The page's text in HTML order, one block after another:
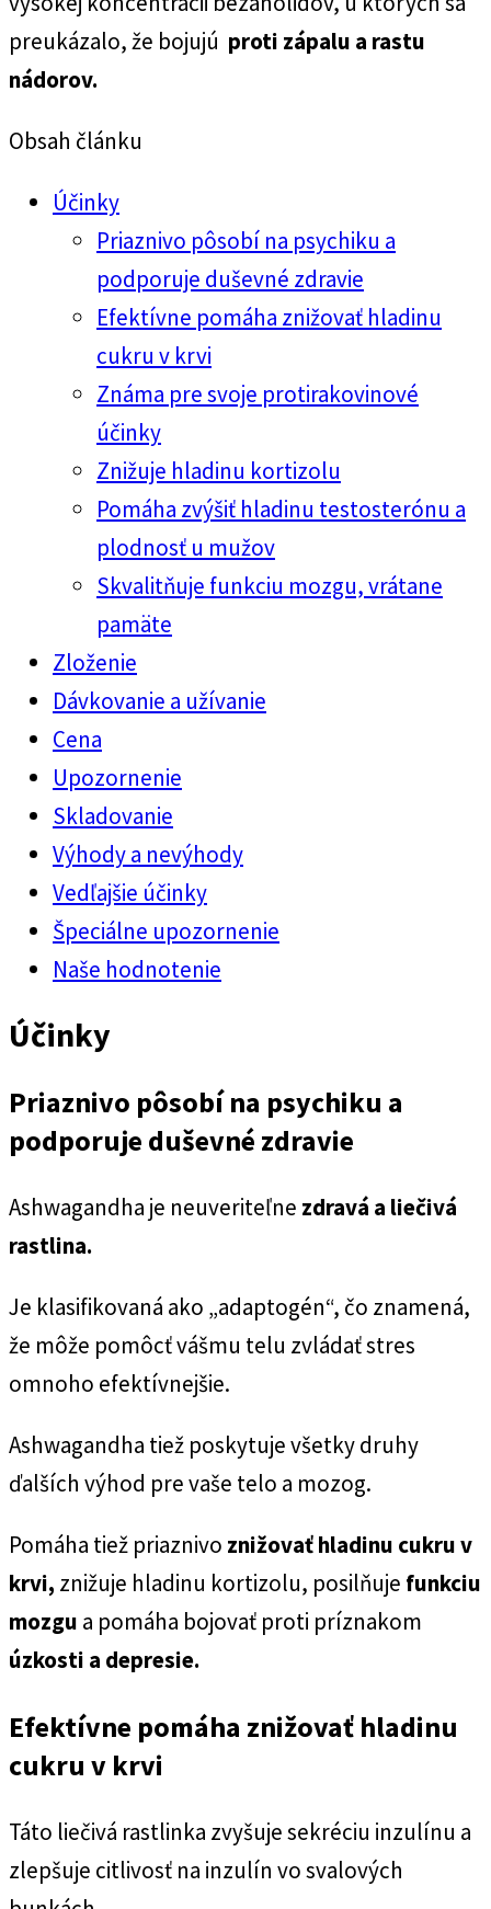
preukázalo, že bojujú proti zápalu a rastu
nádorov.
Obsah článku
Účinky
Priaznivo pôsobí na psychiku a
podporuje duševné zdravie
Efektívne pomáha znižovať hladinu
cukru v krvi
Známa pre svoje protirakovinové
účinky
Znižuje hladinu kortizolu
Pomáha zvýšiť hladinu testosterónu a
plodnosť u mužov
Skvalitňuje funkciu mozgu, vrátane
pamäte
Zloženie
Dávkovanie a užívanie
Cena
Upozornenie
Skladovanie
Výhody a nevýhody
Vedľajšie účinky
Špeciálne upozornenie
Naše hodnotenie
Účinky
Priaznivo pôsobí na psychiku a
podporuje duševné zdravie
Ashwagandha je neuveriteľne zdravá a liečivá
rastlina.
Je klasifikovaná ako „adaptogén“, čo znamená,
že môže pomôcť vášmu telu zvládať stres
omnoho efektívnejšie.
Ashwagandha tiež poskytuje všetky druhy
ďalších výhod pre vaše telo a mozog.
Pomáha tiež priaznivo znižovať hladinu cukru v
krvi, znižuje hladinu kortizolu, posilňuje funkciu
mozgu a pomáha bojovať proti príznakom
úzkosti a depresie.
Efektívne pomáha znižovať hladinu
cukru v krvi
Táto liečivá rastlinka zvyšuje sekréciu inzulínu a
zlepšuje citlivosť na inzulín vo svalových